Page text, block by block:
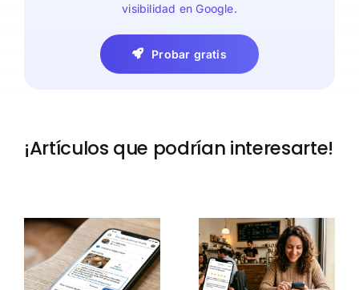
visibilidad en Google.
Probar gratis
¡Artículos que podrían interesarte!